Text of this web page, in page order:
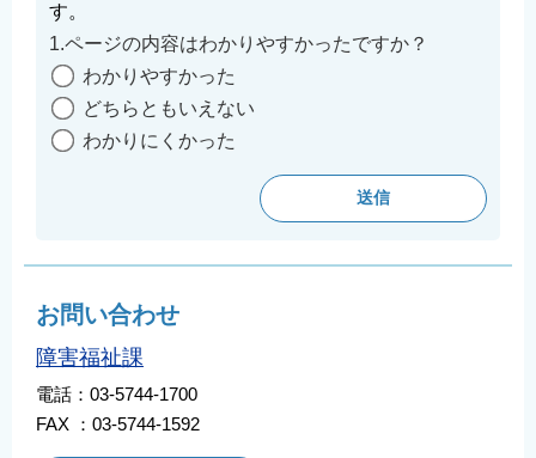
す。
1.ページの内容はわかりやすかったですか？
わかりやすかった
どちらともいえない
わかりにくかった
お問い合わせ
障害福祉課
電話：03-5744-1700
FAX ：03-5744-1592